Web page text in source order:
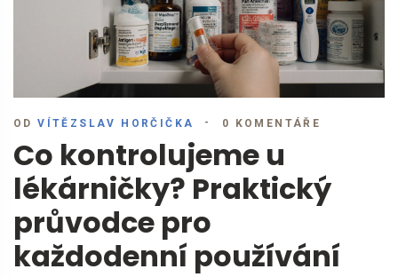
ODVÍTĚZSLAV HORČIČKA 0 KOMENTÁŘE
Co kontrolujeme u
lékárničky? Praktický
průvodce pro
každodenní používání